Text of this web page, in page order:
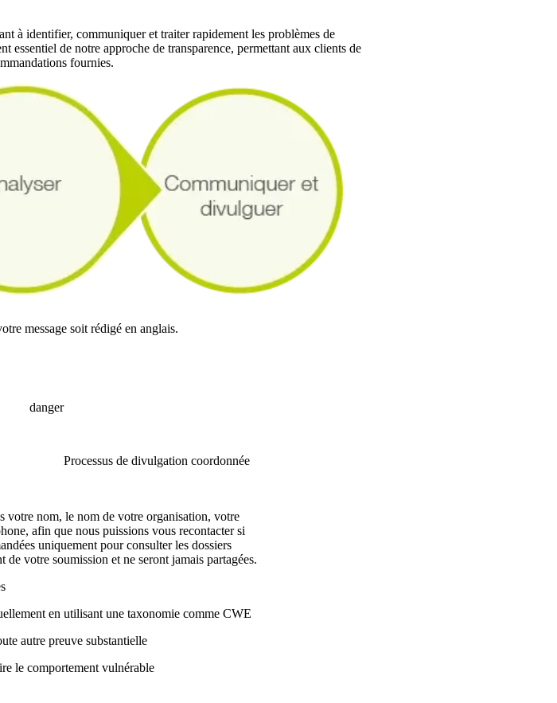
à identifier, communiquer et traiter rapidement les problèmes de
de notre approche de transparence, permettant aux clients de
fournies.
message soit rédigé en anglais.
danger
Processus de divulgation coordonnée
votre nom, le nom de votre organisation, votre
afin que nous puissions vous recontacter si
uniquement pour consulter les dossiers
votre soumission et ne seront jamais partagées.
en utilisant une taxonomie comme CWE
autre preuve substantielle
le comportement vulnérable